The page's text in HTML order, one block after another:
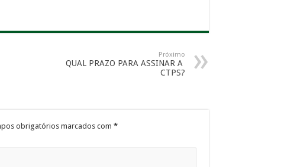
Próximo
QUAL PRAZO PARA ASSINAR A
CTPS?
obrigatórios marcados com *